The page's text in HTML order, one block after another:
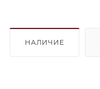
НАЛИЧИЕ